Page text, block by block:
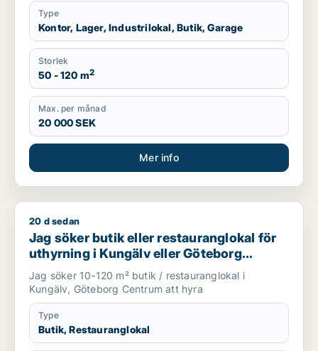
Type
Kontor, Lager, Industrilokal, Butik, Garage
Storlek
50 - 120 m2
Max. per månad
20 000 SEK
Mer info
Jag söker butik eller restauranglokal för uthyrning i Kungälv
20 d sedan
Jag söker butik eller restauranglokal för
uthyrning i Kungälv eller Göteborg
Centrum
Jag söker 10-120 m² butik / restauranglokal i
Kungälv, Göteborg Centrum att hyra
Type
Butik, Restauranglokal